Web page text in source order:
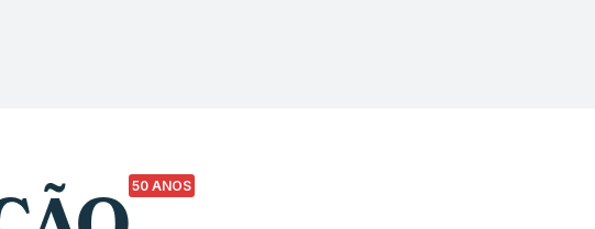
50 ANOS